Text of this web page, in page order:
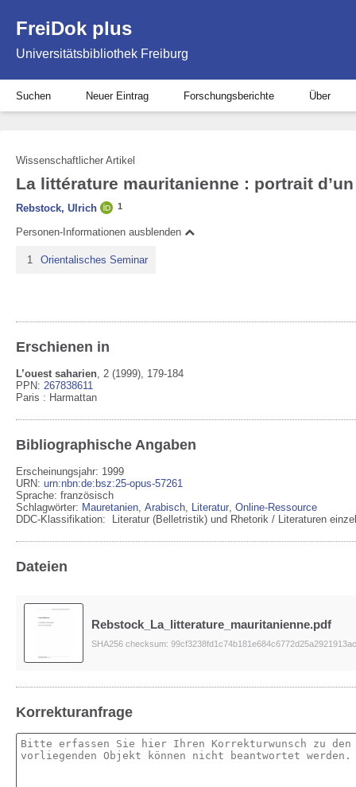
FreiDok plus
Universitätsbibliothek Freiburg
Suchen Neuer Eintrag Forschungsberichte Über
Wissenschaftlicher Artikel
La littérature mauritanienne : portrait
Rebstock, Ulrich 1
Personen-Informationen ausblenden
1 Orientalisches Seminar
Erschienen in
L’ouest saharien, 2 (1999), 179-184
PPN: 267838611
Paris : Harmattan
Bibliographische Angaben
Erscheinungsjahr: 1999
URN: urn:nbn:de:bsz:25-opus-57261
Sprache: französisch
Schlagwörter: Mauretanien, Arabisch, Literatur, Online-Ressource
DDC-Klassifikation:
Literatur (Belletristik) und Rhetorik / Literaturen
Dateien
Rebstock_La_litterature_mauritanienne.pdf
SHA256 checksum:
Korrekturanfrage